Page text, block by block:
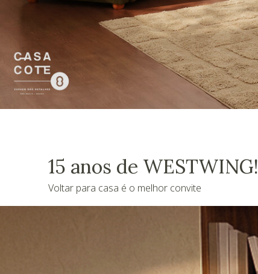
15 anos de WESTWING!
Voltar para casa é o melhor convite